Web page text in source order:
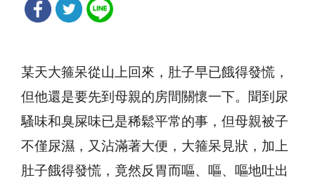
某天大箍呆從山上回來，肚子早已餓得發慌，
但他還是要先到母親的房間關懷一下。聞到尿
騷味和臭屎味已是稀鬆平常的事，但母親被子
不僅尿濕，又沾滿著大便，大箍呆見狀，加上
肚子餓得發慌，竟然反胃而嘔、嘔、嘔地吐出